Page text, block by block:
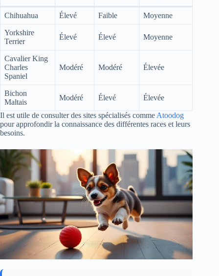
Chihuahua Élevé Faible Moyenne
Yorkshire
Terrier
Élevé Élevé Moyenne
Cavalier King
Charles
Spaniel
Modéré Modéré Élevée
Bichon
Maltais
Modéré Élevé Élevée
Il est utile de consulter des sites spécialisés comme Atoodog
pour approfondir la connaissance des différentes races et leurs
besoins.